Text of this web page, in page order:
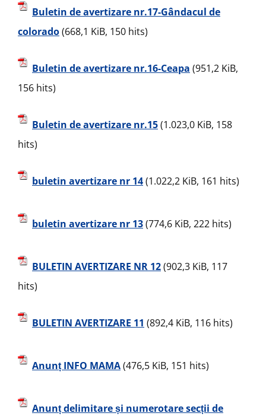
Buletin de avertizare nr.17-Gândacul de
colorado(668,1 KiB, 150 hits)
Buletin de avertizare nr.16-Ceapa (951,2 KiB,
156 hits)
Buletin de avertizare nr.15(1.023,0 KiB, 158
hits)
buletin avertizare nr 14(1.022,2 KiB, 161 hits)
buletin avertizare nr 13(774,6 KiB, 222 hits)
BULETIN AVERTIZARE NR 12(902,3 KiB, 117
hits)
BULETIN AVERTIZARE 11 (892,4 KiB, 116 hits)
Anunț INFO MAMA(476,5 KiB, 151 hits)
Anunț delimitare și numerotare secții de